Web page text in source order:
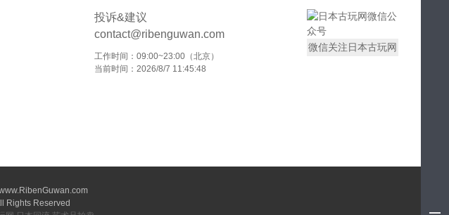
微信关注日本古玩网
投诉&建议
contact@ribenguwan.com
工作时间：09:00~23:00（北京）
当前时间：2026/8/7 11:45:48
Rights Reserved